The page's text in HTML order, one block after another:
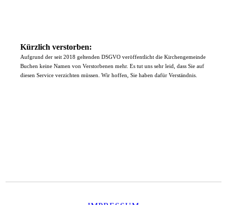
Kürzlich verstorben:
Aufgrund der seit 2018 geltenden DSGVO veröffentlicht die Kirchengemeinde
Buchen keine Namen von Verstorbenen mehr. Es tut uns sehr leid, dass Sie auf
diesen Service verzichten müssen. Wir hoffen, Sie haben dafür Verständnis.